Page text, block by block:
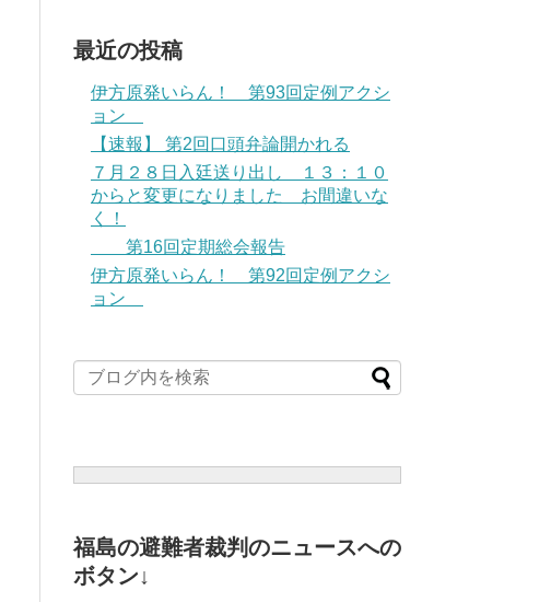
最近の投稿
伊方原発いらん！ 第93回定例アクシ
ョン
【速報】 第2回口頭弁論開かれる
７月２８日入廷送り出し １３：１０
からと変更になりました お間違いな
く！
第16回定期総会報告
伊方原発いらん！ 第92回定例アクシ
ョン
福島の避難者裁判のニュースへの
ボタン↓